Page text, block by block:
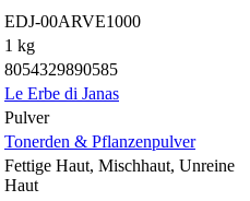
EDJ-00ARVE1000
1 kg
8054329890585
Le Erbe di Janas
Pulver
Tonerden & Pflanzenpulver
Fettige Haut, Mischhaut, Unreine
Haut